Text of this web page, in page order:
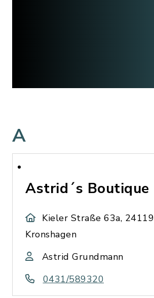
A
Astrid´s Boutique
Kieler Straße 63a, 24119
Kronshagen
Astrid Grundmann
0431/589320